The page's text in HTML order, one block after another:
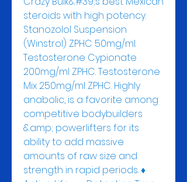
steroids with high potency.
Stanozolol Suspension
(Winstrol) ZPHC 50mg/ml.
Testosterone Cypionate
200mg/ml ZPHC. Testosterone
Mix 250mg/ml ZPHC. Highly
anabolic, is a favorite among
competitive bodybuilders
&amp; powerlifters for its
ability to add massive
amounts of raw size and
strength in rapid periods. ♦